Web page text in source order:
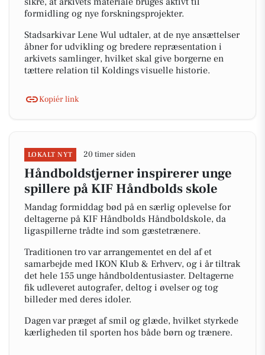
formidling og nye forskningsprojekter.
Stadsarkivar Lene Wul udtaler, at de nye ansættelser
åbner for udvikling og bredere repræsentation i
arkivets samlinger, hvilket skal give borgerne en
tættere relation til Koldings visuelle historie.
Kopiér link
LOKALT NYT 20 timer siden
Håndboldstjerner inspirerer unge
spillere på KIF Håndbolds skole
Mandag formiddag bød på en særlig oplevelse for
deltagerne på KIF Håndbolds Håndboldskole, da
ligaspillerne trådte ind som gæstetrænere.
Traditionen tro var arrangementet en del af et
samarbejde med IKON Klub & Erhverv, og i år tiltrak
det hele 155 unge håndboldentusiaster. Deltagerne
fik udleveret autografer, deltog i øvelser og tog
billeder med deres idoler.
Dagen var præget af smil og glæde, hvilket styrkede
kærligheden til sporten hos både børn og trænere.